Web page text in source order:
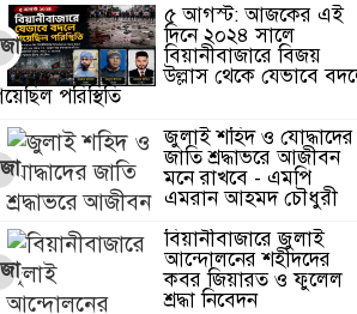
আন্দোলন ছাত্র-জনতার বীরত্বের
ইউএনও
৫ আগস্ট: আজকের এই
দিনে ২০২৪ সালে
বিয়ানীবাজারে বিজয়
উল্লাস থেকে যেভাবে
পরিস্থিতি
জুলাই শহিদ ও যোদ্ধাদের
জাতি শ্রদ্ধাভরে আজীবন
মনে রাখবে - এমপি
এমরান আহমদ চৌধুরী
বিয়ানীবাজারে জুলাই
আন্দোলনের শহীদদের
কবর জিয়ারত ও ফুলেল
শ্রদ্ধা নিবেদন